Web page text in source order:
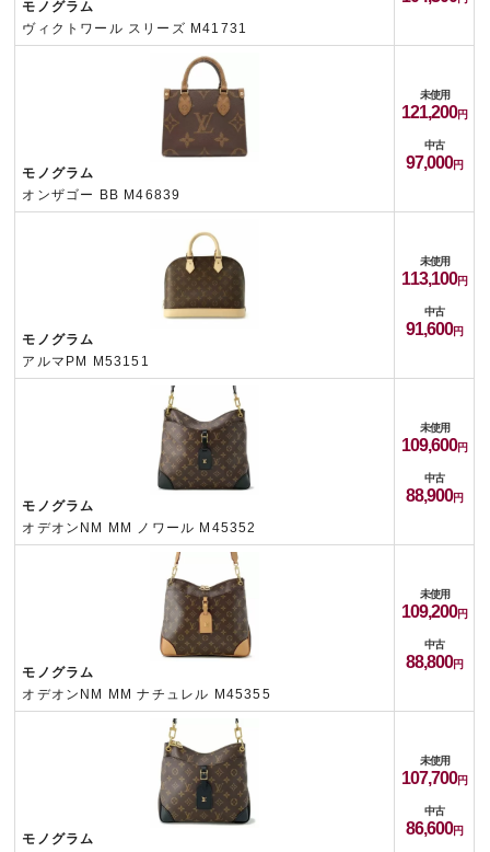
モノグラム
ヴィクトワール スリーズ M41731
モノグラム
オンザゴー BB M46839
未使用
121,200
中古
97,000
モノグラム
アルマPM M53151
未使用
113,100
中古
91,600
モノグラム
オデオンNM MM ノワール M45352
未使用
109,600
中古
88,900
モノグラム
オデオンNM MM ナチュレル M45355
未使用
109,200
中古
88,800
モノグラム
未使用
107,700
中古
86,600